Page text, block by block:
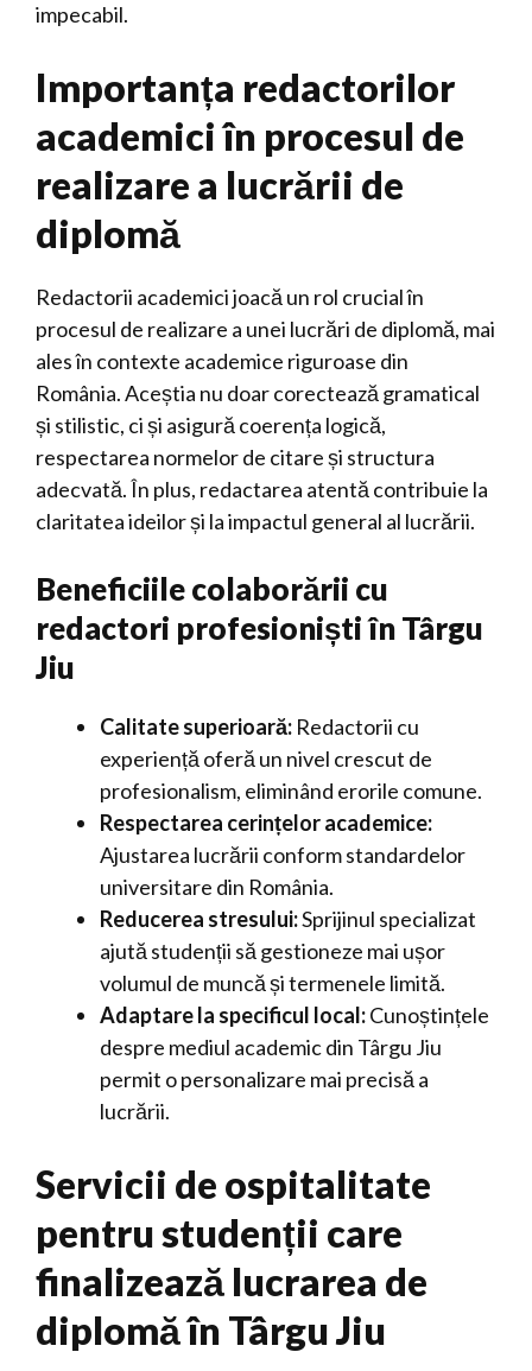
impecabil.
Importanța redactorilor
academici în procesul de
realizare a lucrării de
diplomă
Redactorii academici joacă un rol crucial în
procesul de realizare a unei lucrări de diplomă, mai
ales în contexte academice riguroase din
România. Aceștia nu doar corectează gramatical
și stilistic, ci și asigură coerența logică,
respectarea normelor de citare și structura
adecvată. În plus, redactarea atentă contribuie la
claritatea ideilor și la impactul general al lucrării.
Beneficiile colaborării cu
redactori profesioniști în Târgu
Jiu
Calitate superioară: Redactorii cu
experiență oferă un nivel crescut de
profesionalism, eliminând erorile comune.
Respectarea cerințelor academice:
Ajustarea lucrării conform standardelor
universitare din România.
Reducerea stresului:Sprijinul specializat
ajută studenții să gestioneze mai ușor
volumul de muncă și termenele limită.
Adaptare la specificul local:Cunoștințele
despre mediul academic din Târgu Jiu
permit o personalizare mai precisă a
lucrării.
Servicii de ospitalitate
pentru studenții care
finalizează lucrarea de
diplomă în Târgu Jiu